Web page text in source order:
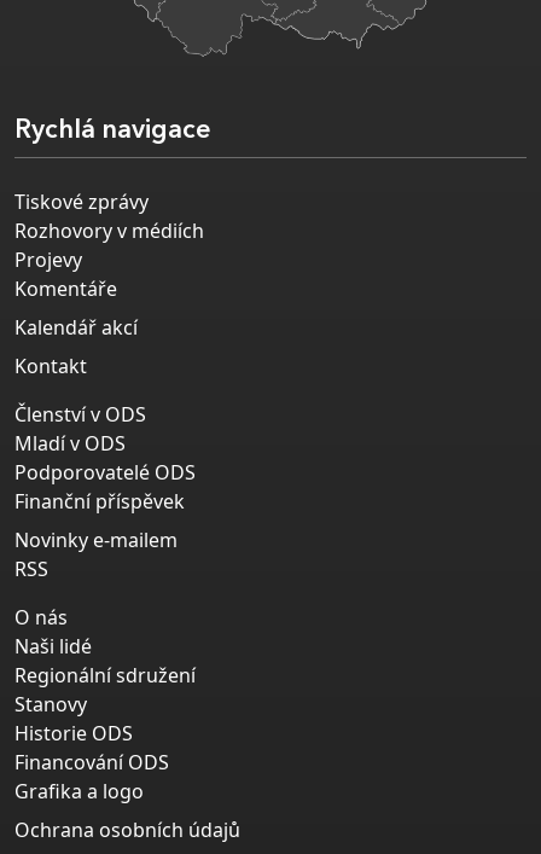
Rychlá navigace
Tiskové zprávy
Rozhovory v médiích
Projevy
Komentáře
Kalendář akcí
Kontakt
Členství v ODS
Mladí v ODS
Podporovatelé ODS
Finanční příspěvek
Novinky e-mailem
RSS
O nás
Naši lidé
Regionální sdružení
Stanovy
Historie ODS
Financování ODS
Grafika a logo
Ochrana osobních údajů